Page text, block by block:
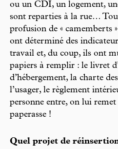
ou un CDI, un logement,
sont reparties à la rue…
profusion de « camemberts
ont déterminé des
travail et, du coup, ils ont
papiers à remplir : le livret
d’hébergement, la charte
l’usager, le règlement
personne entre, on lui
paperasse !
Quel projet de